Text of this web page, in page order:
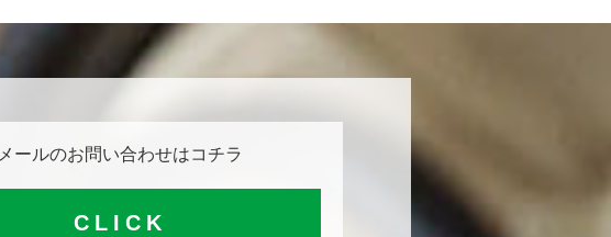
メールのお問い合わせはコチラ
CLICK